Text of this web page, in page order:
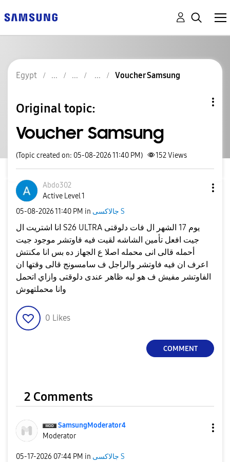
Egypt Voucher Samsung
Original topic:
Voucher Samsung
(Topic created on: 05-08-2026 11:40 PM) 152Views
Abdo302
Active Level 1
‎05-08-202611:40 PM in جالاكسى S
انا اشتريت ال S26 ULTRA يوم 17 الشهر ال فات دلوقتى
جيت افعل تأمين الشاشه لقيت فيه فاوتشر موجود جيت
أحمله قالى انى محمله اصلا ع الجهاز ده بس انا مكنتش
اعرف ان فيه فاوتشر والراجل ف سامسونج قالى وقتها ان
الفاوتشر مفيش ف هو ليه ظاهر عندى دلوقتى وازاي اتحمل
0 Likes
COMMENT
2 Comments
SamsungModerator4
Moderator
‎05-17-2026 07:44 PM in جالاكسى S